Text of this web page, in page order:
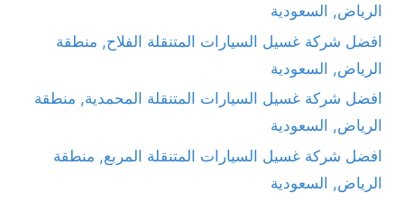
الرياض, السعودية
افضل شركة غسيل السيارات المتنقلة الفلاح, منطقة
الرياض, السعودية
افضل شركة غسيل السيارات المتنقلة المحمدية, منطقة
الرياض, السعودية
افضل شركة غسيل السيارات المتنقلة المربع, منطقة
الرياض, السعودية